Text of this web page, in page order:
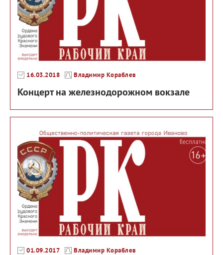
16.03.2018 Владимир Кораблев
Концерт на железнодорожном вокзале
01.09.2017 Владимир Кораблев